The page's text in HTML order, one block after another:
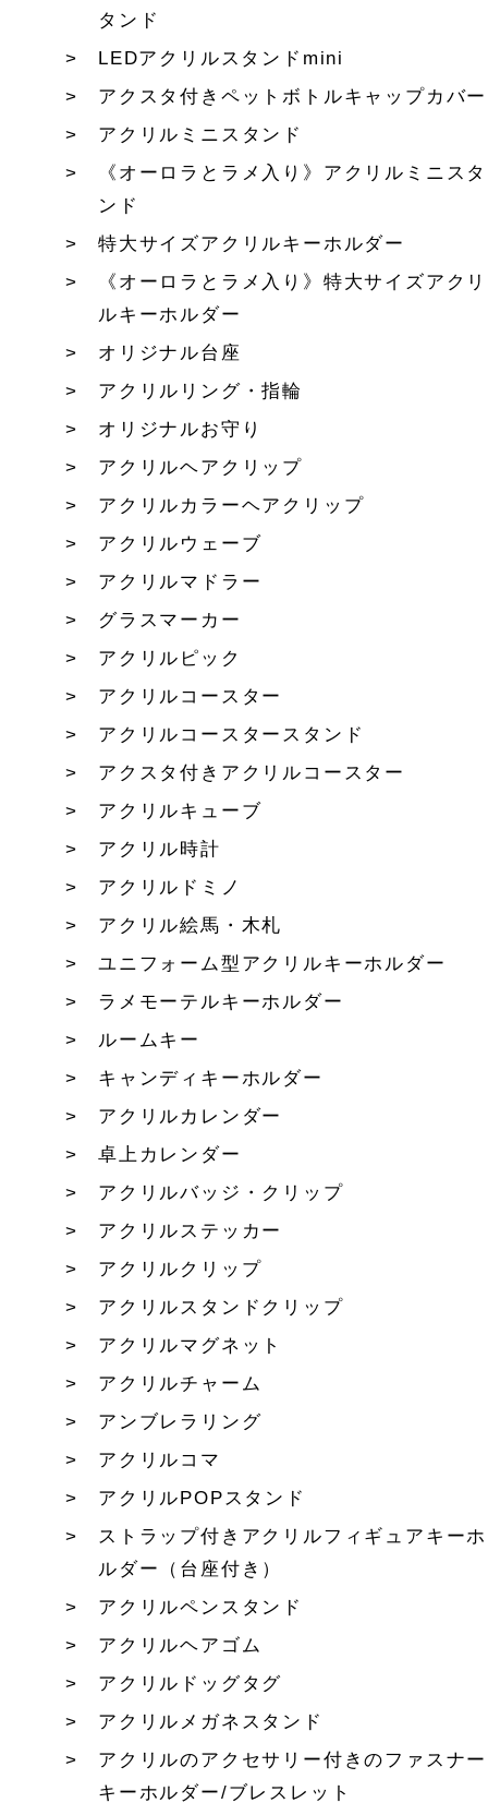
タンド
LEDアクリルスタンドmini
アクスタ付きペットボトルキャップカバー
アクリルミニスタンド
《オーロラとラメ入り》アクリルミニスタ
ンド
特大サイズアクリルキーホルダー
《オーロラとラメ入り》特大サイズアクリ
ルキーホルダー
オリジナル台座
アクリルリング・指輪
オリジナルお守り
アクリルヘアクリップ
アクリルカラーヘアクリップ
アクリルウェーブ
アクリルマドラー
グラスマーカー
アクリルピック
アクリルコースター
アクリルコースタースタンド
アクスタ付きアクリルコースター
アクリルキューブ
アクリル時計
アクリルドミノ
アクリル絵馬・木札
ユニフォーム型アクリルキーホルダー
ラメモーテルキーホルダー
ルームキー
キャンディキーホルダー
アクリルカレンダー
卓上カレンダー
アクリルバッジ・クリップ
アクリルステッカー
アクリルクリップ
アクリルスタンドクリップ
アクリルマグネット
アクリルチャーム
アンブレラリング
アクリルコマ
アクリルPOPスタンド
ストラップ付きアクリルフィギュアキーホ
ルダー（台座付き）
アクリルペンスタンド
アクリルヘアゴム
アクリルドッグタグ
アクリルメガネスタンド
アクリルのアクセサリー付きのファスナー
キーホルダー/ブレスレット